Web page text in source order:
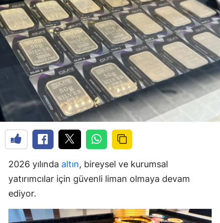
2026 yılında altın, bireysel ve kurumsal
yatırımcılar için güvenli liman olmaya devam
ediyor.